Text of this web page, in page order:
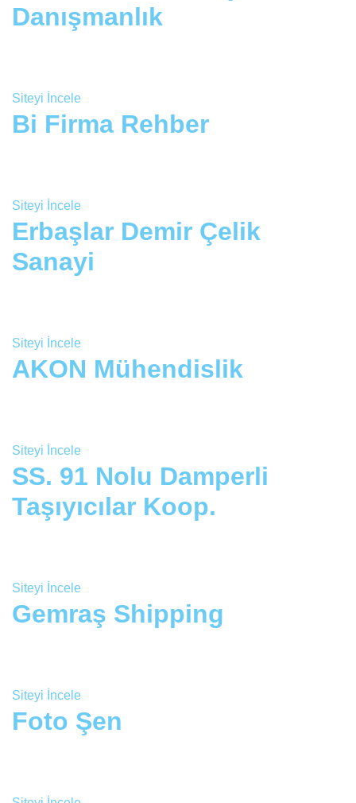
Danışmanlık
Siteyi İncele
Bi Firma Rehber
Siteyi İncele
Erbaşlar Demir Çelik
Sanayi
Siteyi İncele
AKON Mühendislik
Siteyi İncele
SS. 91 Nolu Damperli
Taşıyıcılar Koop.
Siteyi İncele
Gemraş Shipping
Siteyi İncele
Foto Şen